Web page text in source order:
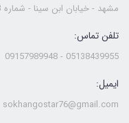
مشهد - خیابان ابن سینا - شماره 33 - ساختمان اطباء طبقه دوم
تلفن تماس:
05138439955 - 09157989948
ایمیل:
sokhangostar76@gmail.com